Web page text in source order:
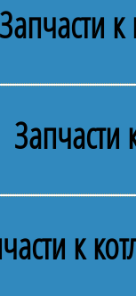
Запчасти к
Запчасти
к